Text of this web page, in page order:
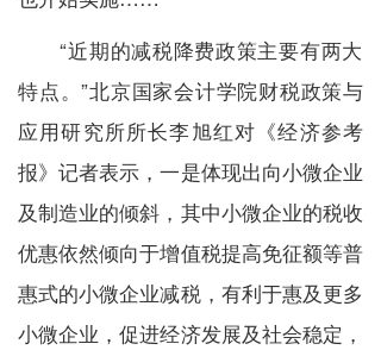
“近期的减税降费政策主要有两大
特点。”北京国家会计学院财税政策与
应用研究所所长李旭红对《经济参考
报》记者表示，一是体现出向小微企业
及制造业的倾斜，其中小微企业的税收
优惠依然倾向于增值税提高免征额等普
惠式的小微企业减税，有利于惠及更多
小微企业，促进经济发展及社会稳定，